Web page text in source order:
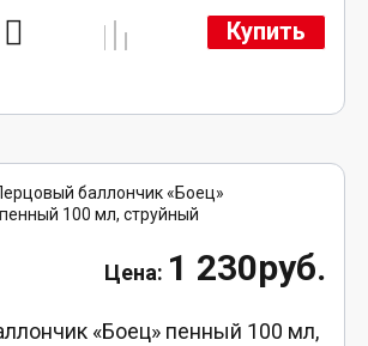
Купить
1 230руб.
«Боец» пенный 100 мл,